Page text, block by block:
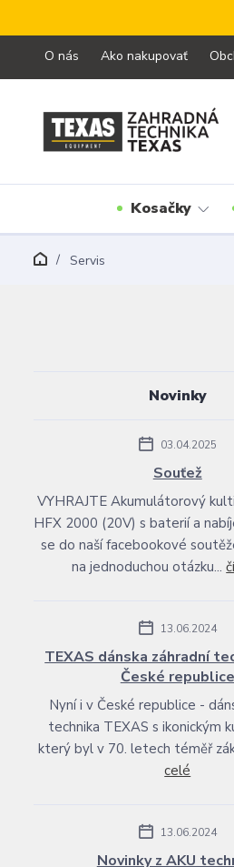
O nás Ako nakupovať
Kosačky
Servis
Novinky
03.04.2025
Souťež
VYHRAJTE Akumulátorový
HFX 2000 (20V) s baterií a
se do naší facebookové
na jednoduchou otázku...
13.06.2024
TEXAS dánska záhradní
České republice
Nyní i v České republice -
technika TEXAS s ikonickým
který byl v 70. letech téměř
celé
13.06.2024
Novinky z AKU